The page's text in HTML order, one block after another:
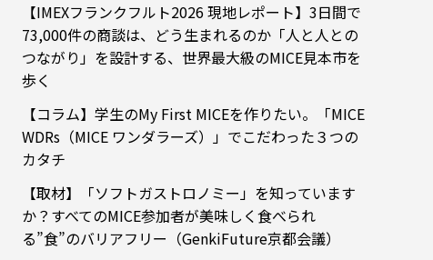
【IMEXフランクフルト2026 現地レポート】3日間で
73,000件の商談は、どう生まれるのか「人と人との
つながり」を設計する、世界最大級のMICE見本市を
歩く
【コラム】学生のMy First MICEを作りたい。「MICE
WDRs（MICE ワンダラーズ）」でこだわった３つの
カタチ
【取材】「ソフトガストロノミー」を知っています
か？すべてのMICE参加者が美味しく食べられ
る”食”のバリアフリー（GenkiFuture京都会議）